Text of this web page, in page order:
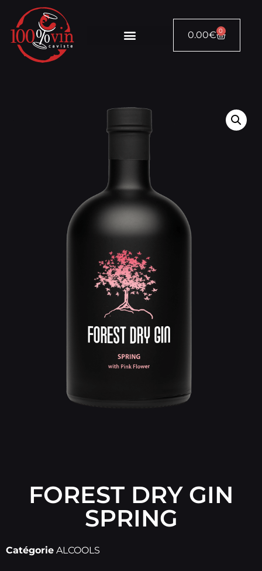
0.00€ 0
FOREST DRY GIN
SPRING
Catégorie ALCOOLS